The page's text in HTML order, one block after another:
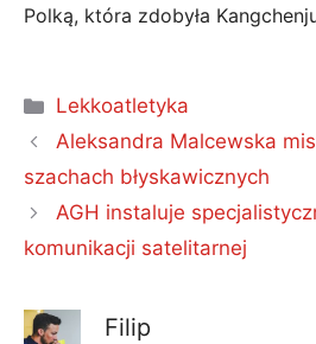
Polką, która zdobyła
Kategorie
Lekkoatletyka
Aleksandra Malcewska
szachach błyskawicznych
AGH instaluje
komunikacji satelitarnej
Filip